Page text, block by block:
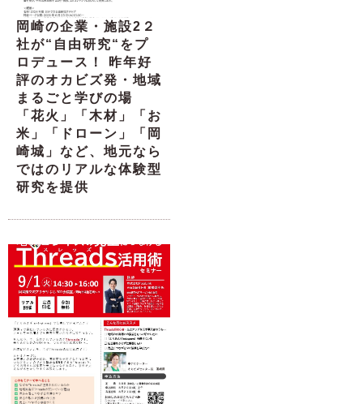
岡崎の企業・施設2２
社が“自由研究“をプ
ロデュース！ 昨年好
評のオカビズ発・地域
まるごと学びの場
「花火」「木材」「お
米」「ドローン」「岡
崎城」など、地元なら
ではのリアルな体験型
研究を提供